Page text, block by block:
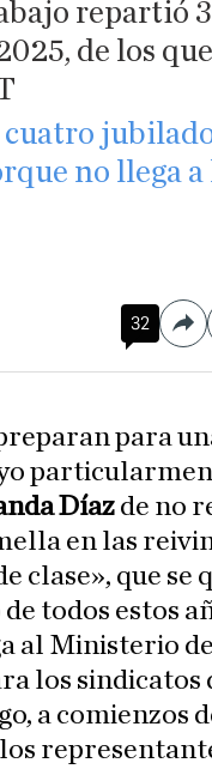
repartió
de los
cuatro
no llega
32
para
Díaz de no
en las
clase», que se
todos estos
al Ministerio
los sindicatos
a comienzos